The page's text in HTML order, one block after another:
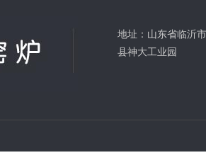
地址： 山东省临沂
县神大工业园